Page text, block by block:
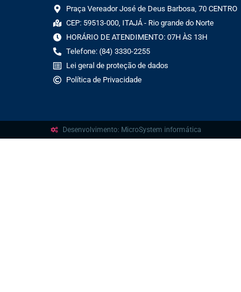
Praça Vereador José de Deus Barbosa, 70 CENTRO
CEP: 59513-000, ITAJÁ - Rio grande do Norte
HORÁRIO DE ATENDIMENTO: 07H ÀS 13H
Telefone: (84) 3330-2255
Lei geral de proteção de dados
Política de Privacidade
Desenvolvimento: MicroSystem informática